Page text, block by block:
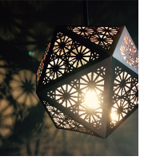
休日／年末年始
ける